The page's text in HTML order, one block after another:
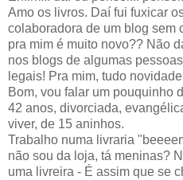
Amo os livros. Daí fui fuxicar
colaboradora de um blog sem
pra mim é muito novo?? Não
nos blogs de algumas
legais! Pra mim, tudo
Bom, vou falar um pouquinho
42 anos, divorciada,
viver, de 15 aninhos.
Trabalho numa livraria
não sou da loja, tá meninas?
uma livreira - É assim que se